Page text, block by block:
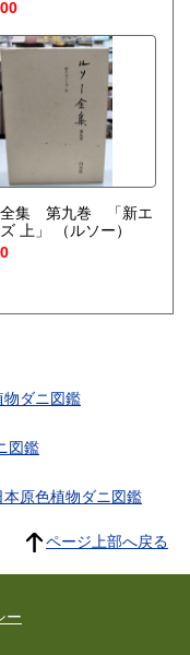
全集 第九巻 「新エ
上」
（ルソー）
物ダニ図鑑
図鑑
本原色植物ダニ図鑑
ページ上部へ戻る
ー